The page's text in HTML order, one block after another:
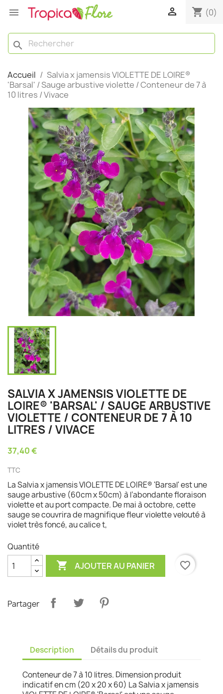
  shopping_cart (0)
search
Accueil
Salvia x jamensis VIOLETTE DE LOIRE®
'Barsal' / Sauge arbustive violette / Conteneur de 7 à
10 litres / Vivace
SALVIA X JAMENSIS VIOLETTE DE
LOIRE® 'BARSAL' / SAUGE ARBUSTIVE
VIOLETTE / CONTENEUR DE 7 À 10
LITRES / VIVACE
37,40 €
TTC
La Salvia x jamensis VIOLETTE DE LOIRE® 'Barsal' est une
sauge arbustive (60cm x 50cm) à l’abondante floraison
violette et au port compacte. De mai à octobre, cette
sauge se couvrira de magnifique fleur violette velouté à
violet très foncé, au calice t,
Quantité
 AJOUTER AU PANIER favorite_border
Partager
Description Détails du produit
Conteneur de 7 à 10 litres. Dimension produit
indicatif en cm (20 x 20 x 60) La Salvia x jamensis